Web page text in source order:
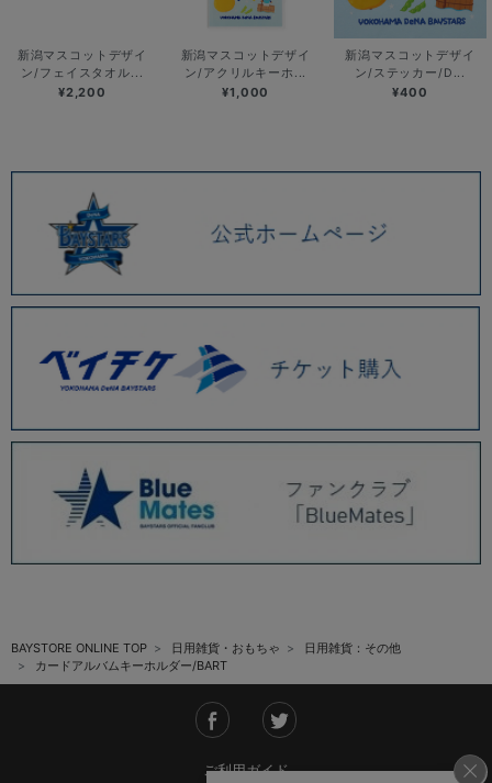
新潟マスコットデザイ
ン/フェイスタオル...
¥2,200
新潟マスコットデザイ
ン/アクリルキーホ...
¥1,000
新潟マスコットデザイ
ン/ステッカー/D...
¥400
BAYSTORE ONLINE TOP 日用雑貨・おもちゃ
日用雑貨：その他
カードアルバムキーホルダー/BART
ご利用ガイド